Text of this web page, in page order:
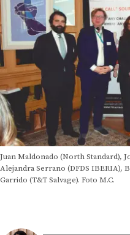
Juan Maldonado (North Standard),
Alejandra Serrano (DFDS IBERIA),
Garrido (T&T Salvage). Foto M.C.